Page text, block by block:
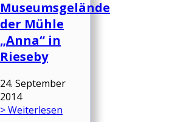
Museumsgelände
der Mühle
„Anna“ in
Rieseby
24. September
2014
> Weiterlesen